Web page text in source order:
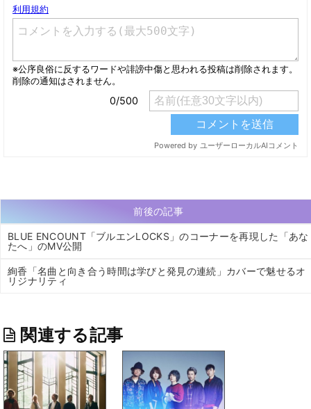
前後の記事
BLUE ENCOUNT「ブルエンLOCKS」のコーナーを再現した「あな
たへ」のMV公開
絢香「名曲と向き合う時間は学びと発見の連続」カバーで魅せるオ
リジナリティ
関連する記事